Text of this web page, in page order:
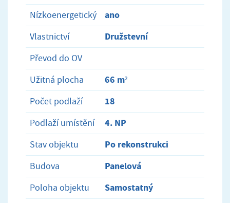
Nízkoenergetický ano
Vlastnictví Družstevní
Převod do OV
Užitná plocha
66 m²
Počet podlaží 18
Podlaží umístění 4. NP
Stav objektu Po rekonstrukci
Budova Panelová
Poloha objektu
Samostatný